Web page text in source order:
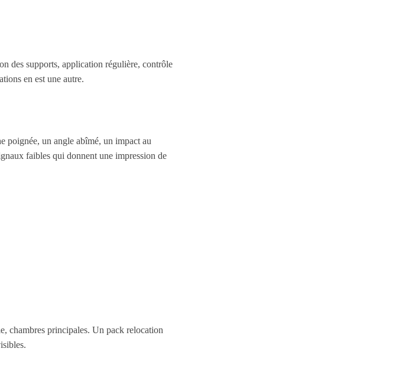
des supports, application régulière, contrôle
en est une autre.
poignée, un angle abîmé, un impact au
faibles qui donnent une impression de
chambres principales. Un pack relocation